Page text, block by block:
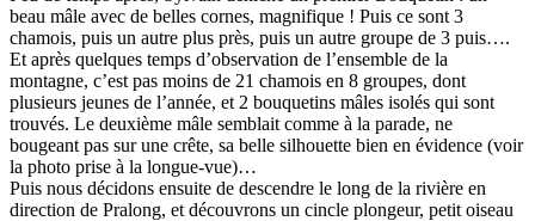
beau mâle avec de belles cornes, magnifique ! Puis ce sont 3
chamois, puis un autre plus près, puis un autre groupe de 3 puis….
Et après quelques temps d’observation de l’ensemble de la
montagne, c’est pas moins de 21 chamois en 8 groupes, dont
plusieurs jeunes de l’année, et 2 bouquetins mâles isolés qui sont
trouvés. Le deuxième mâle semblait comme à la parade, ne
bougeant pas sur une crête, sa belle silhouette bien en évidence (voir
la photo prise à la longue-vue)…
Puis nous décidons ensuite de descendre le long de la rivière en
direction de Pralong, et découvrons un cincle plongeur, petit oiseau